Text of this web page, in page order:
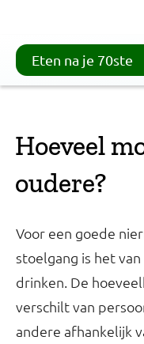
Eten na je 70ste
Hoeveel
oudere?
Voor een goede
stoelgang is het
drinken. De
verschilt van
andere afhankelijk